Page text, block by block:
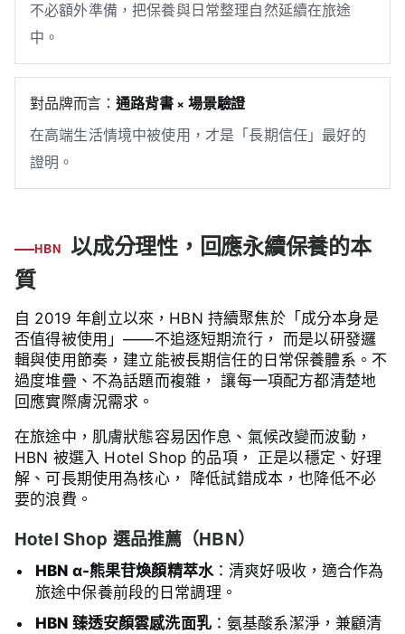
不必額外準備，把保養與日常整理自然延續在旅途
中。
對品牌而言：通路背書 × 場景驗證
在高端生活情境中被使用，才是「長期信任」最好的
證明。
HBN
以成分理性，回應永續保養的本
質
自 2019 年創立以來，HBN 持續聚焦於「成分本身是
否值得被使用」——不追逐短期流行， 而是以研發邏
輯與使用節奏，建立能被長期信任的日常保養體系。不
過度堆疊、不為話題而複雜， 讓每一項配方都清楚地
回應實際膚況需求。
在旅途中，肌膚狀態容易因作息、氣候改變而波動，
HBN 被選入 Hotel Shop 的品項， 正是以穩定、好理
解、可長期使用為核心， 降低試錯成本，也降低不必
要的浪費。
Hotel Shop 選品推薦（HBN）
HBN α-熊果苷煥顏精萃水：清爽好吸收，適合作為
旅途中保養前段的日常調理。
HBN 臻透安顏雲感洗面乳：氨基酸系潔淨，兼顧清